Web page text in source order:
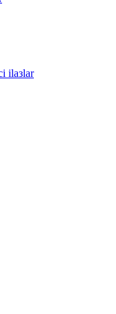
ilaзlar